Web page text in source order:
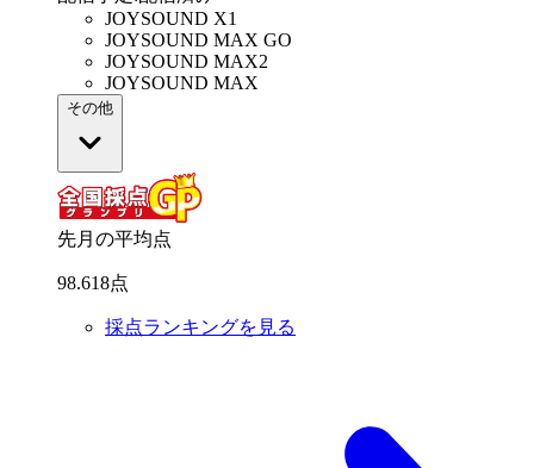
JOYSOUND X1
JOYSOUND MAX GO
JOYSOUND MAX2
JOYSOUND MAX
その他
先月の平均点
98.618点
採点ランキングを見る